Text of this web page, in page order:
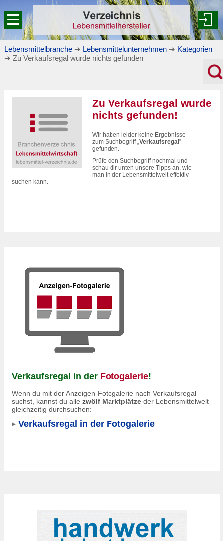
Lebensmittelbranche ➔ Lebensmittelunternehmen ➔ Kategorien
➔ Zu Verkaufsregal wurde nichts gefunden
Zu Verkaufsregal wurde
nichts gefunden!
Wir haben leider keine Ergebnisse
zum Suchbegriff „Verkaufsregal ”
gefunden.
Prüfe den Suchbegriff nochmal und
schau dir unten unsere Tipps an, wie
man in der Lebensmittelwelt effektiv
suchen kann.
Verkaufsregal in der Fotogalerie!
Wenn du mit der Anzeigen-Fotogalerie nach Verkaufsregal
suchst, kannst du alle zwölf Marktplätze der Lebensmittelwelt
gleichzeitig durchsuchen:
Verkaufsregal in der Fotogalerie